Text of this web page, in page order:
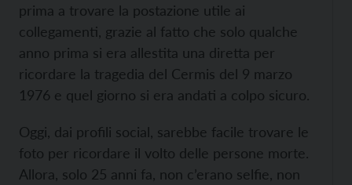
prima a trovare la postazione utile ai
collegamenti, grazie al fatto che solo qualche
anno prima si era allestita una diretta per
ricordare la tragedia del Cermis del 9 marzo
1976 e quel giorno si era andati a colpo sicuro.
Oggi, dai profili social, sarebbe facile trovare le
foto per ricordare il volto delle persone morte.
Allora, solo 25 anni fa, non c’erano selfie, non